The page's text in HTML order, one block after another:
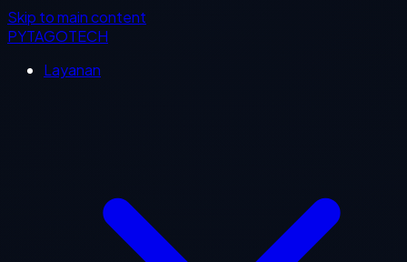
Skip to main content
PYTAGOTECH
Layanan